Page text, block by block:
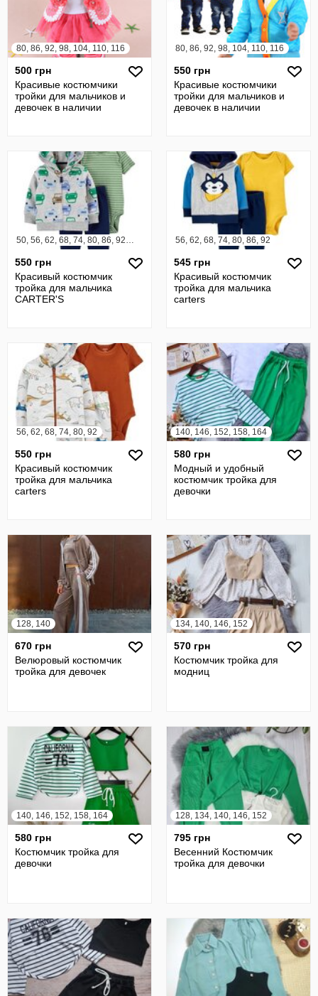
80, 86, 92, 98, 104, 110, 116
500 грн
Красивые костюмчики
тройки для мальчиков и
девочек в наличии
80, 86, 92, 98, 104, 110, 116
550 грн
Красивые костюмчики
тройки для мальчиков и
девочек в наличии
50, 56, 62, 68, 74, 80, 86, 92, 98
550 грн
Красивый костюмчик
тройка для мальчика
CARTER'S
56, 62, 68, 74, 80, 86, 92
545 грн
Красивый костюмчик
тройка для мальчика
carters
56, 62, 68, 74, 80, 92
550 грн
Красивый костюмчик
тройка для мальчика
carters
140, 146, 152, 158, 164
580 грн
Модный и удобный
костюмчик тройка для
девочки
128, 140
670 грн
Велюровый костюмчик
тройка для девочек
134, 140, 146, 152
570 грн
Костюмчик тройка для
модниц
140, 146, 152, 158, 164
580 грн
Костюмчик тройка для
девочки
128, 134, 140, 146, 152
795 грн
Весенний Костюмчик
тройка для девочки